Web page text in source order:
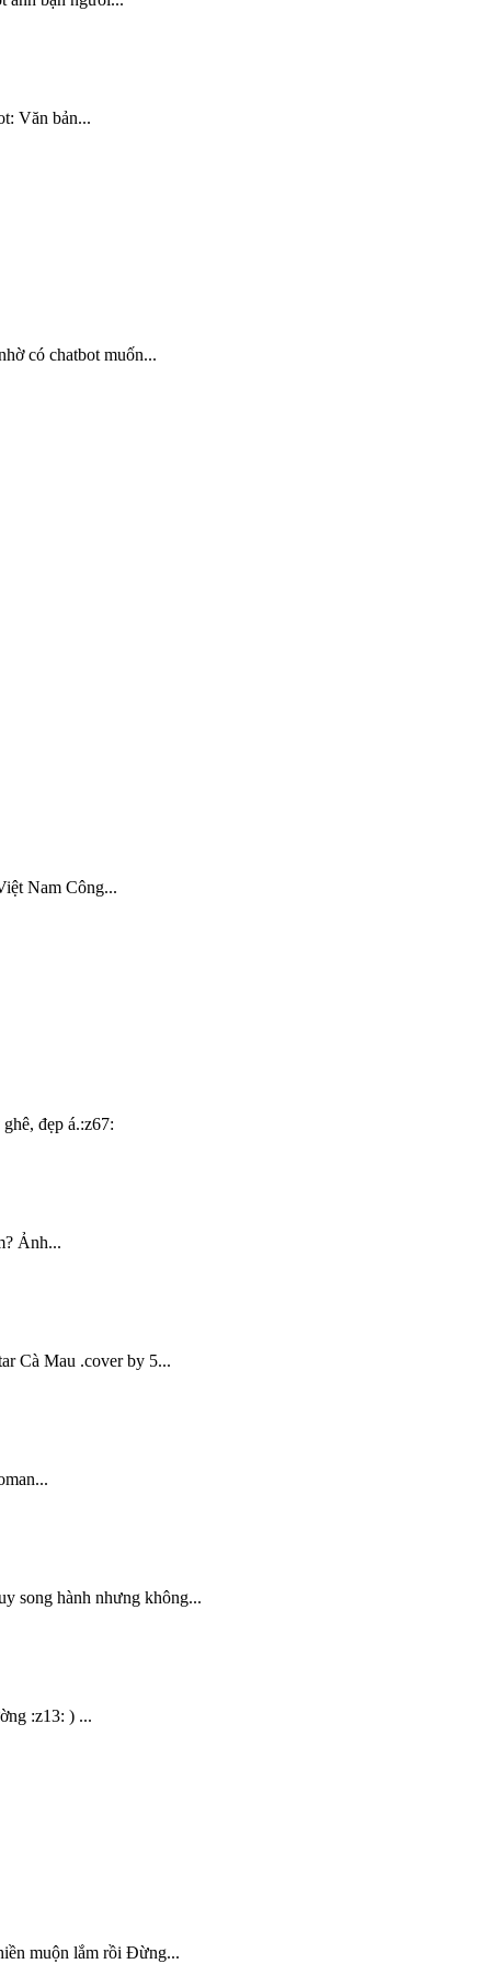
Văn bản...
có chatbot muốn...
Nam Công...
đẹp á.:z67:
Ảnh...
Cà Mau .cover by 5...
song hành nhưng không...
:z13: ) ...
muộn lắm rồi Đừng...